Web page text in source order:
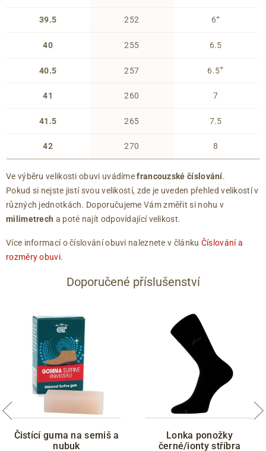
39.5
40
40.5
41
41.5
42
252
255
257
260
265
270
6+
6.5
6.5+
7
7.5
8
Ve výběru velikosti obuvi uvádímefrancouzské číslování.
Pokud si nejste jistí svou velikostí, zde je uveden přehled velikostí v
různých jednotkách. Doporučujeme Vám změřit si nohu v
milimetrech a poté najít odpovídající velikost.
Více informací o číslování obuvi naleznete v článku Číslování a
rozměry obuvi.
Doporučené příslušenství
Čistící guma na semiš a
nubuk
Lonka ponožky
černé/ionty stříbra